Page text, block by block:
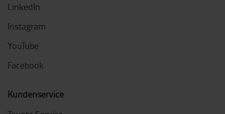
LinkedIn
Instagram
YouTube
Facebook
Kundenservice